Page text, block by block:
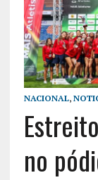
NACIONAL,
no